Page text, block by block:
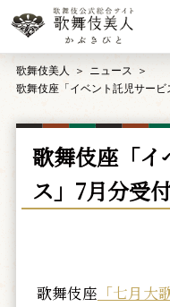
歌舞伎美人
ニュース
歌舞伎座「イベント託児サー
歌舞伎座「イ
ス」7月分受
歌舞伎座 「七月大